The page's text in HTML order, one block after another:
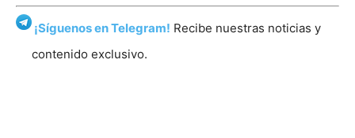
¡Síguenos en Telegram! Recibe nuestras noticias y
contenido exclusivo.